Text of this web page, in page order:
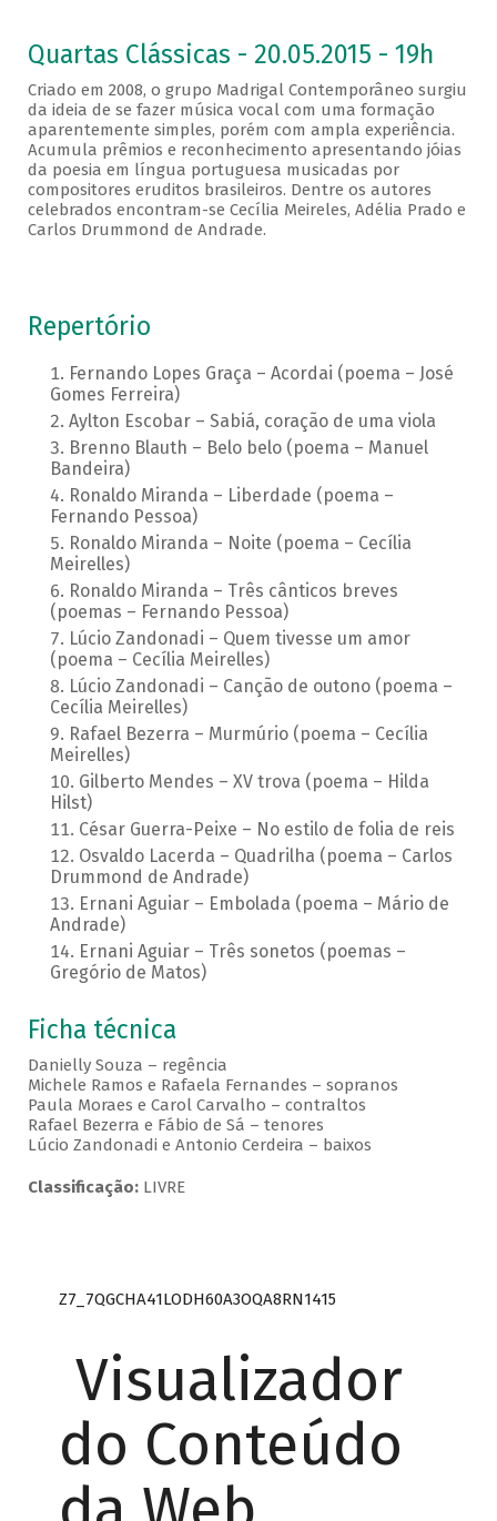
Quartas Clássicas - 20.05.2015 - 19h
Criado em 2008, o grupo Madrigal Contemporâneo surgiu
da ideia de se fazer música vocal com uma formação
aparentemente simples, porém com ampla experiência.
Acumula prêmios e reconhecimento apresentando jóias
da poesia em língua portuguesa musicadas por
compositores eruditos brasileiros. Dentre os autores
celebrados encontram-se Cecília Meireles, Adélia Prado e
Carlos Drummond de Andrade.
Repertório
Fernando Lopes Graça – Acordai (poema – José
Gomes Ferreira)
Aylton Escobar – Sabiá, coração de uma viola
Brenno Blauth – Belo belo (poema – Manuel
Bandeira)
Ronaldo Miranda – Liberdade (poema –
Fernando Pessoa)
Ronaldo Miranda – Noite (poema – Cecília
Meirelles)
Ronaldo Miranda – Três cânticos breves
(poemas – Fernando Pessoa)
Lúcio Zandonadi – Quem tivesse um amor
(poema – Cecília Meirelles)
Lúcio Zandonadi – Canção de outono (poema –
Cecília Meirelles)
Rafael Bezerra – Murmúrio (poema – Cecília
Meirelles)
Gilberto Mendes – XV trova (poema – Hilda
Hilst)
César Guerra-Peixe – No estilo de folia de reis
Osvaldo Lacerda – Quadrilha (poema – Carlos
Drummond de Andrade)
Ernani Aguiar – Embolada (poema – Mário de
Andrade)
Ernani Aguiar – Três sonetos (poemas –
Gregório de Matos)
Ficha técnica
Danielly Souza – regência
Michele Ramos e Rafaela Fernandes – sopranos
Paula Moraes e Carol Carvalho – contraltos
Rafael Bezerra e Fábio de Sá – tenores
Lúcio Zandonadi e Antonio Cerdeira – baixos
Classificação:LIVRE
Z7_7QGCHA41LODH60A3OQA8RN1415
Visualizador
do Conteúdo